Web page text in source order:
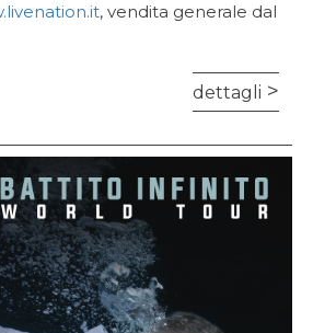
, vendita generale dal
dettagli